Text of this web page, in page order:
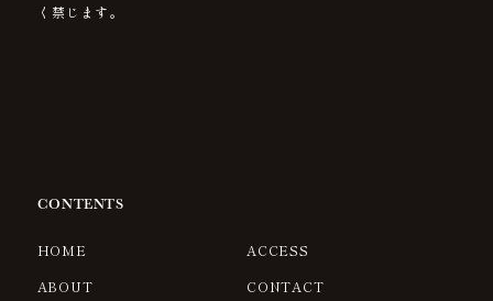
く禁じます。
CONTENTS
HOME
ABOUT
ACCESS
CONTACT